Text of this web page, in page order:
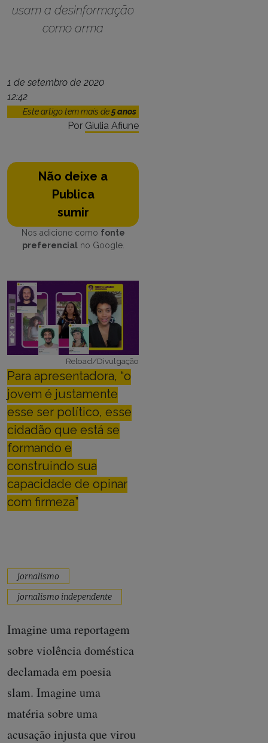
usam a desinformação
como arma
1 de setembro de 2020
12:42
Este artigo tem mais de5 anos
Por Giulia Afiune
Não deixe a
Publica
sumir
Nos adicione como fonte
preferencialno Google.
Reload/Divulgação
Para apresentadora, “o
jovem é justamente
esse ser político, esse
cidadão que está se
formando e
construindo sua
capacidade de opinar
com firmeza”
jornalismo
jornalismo independente
Imagine uma reportagem
sobre violência doméstica
declamada em poesia
slam. Imagine uma
matéria sobre uma
acusação injusta que virou